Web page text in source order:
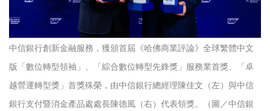
中信銀行創新金融服務，獲頒首屆《哈佛商業評論》全球繁體中文
版「數位轉型領袖」、「綜合數位轉型先鋒獎」服務業首獎、「卓
越營運轉型獎」首獎殊榮，由中信銀行總經理陳佳文（左）與中信
銀行支付暨消金產品處處長陳德風（右）代表領獎。（圖／中信銀